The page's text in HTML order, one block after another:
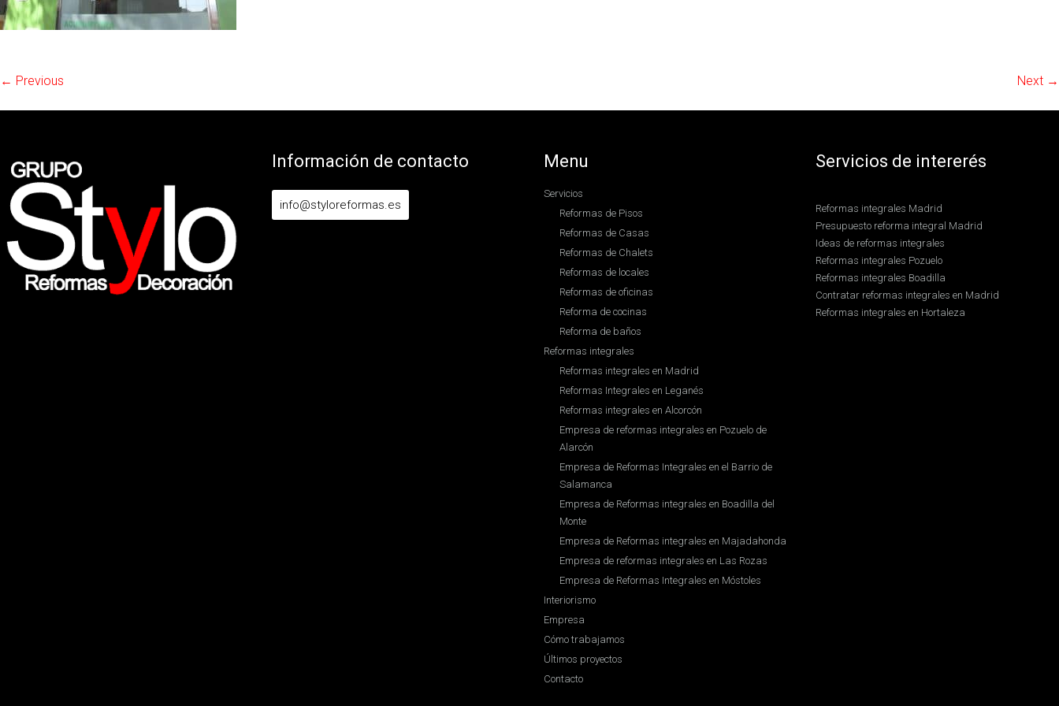
← Previous Next →
Información de contacto
info@styloreformas.es
Menu
Servicios
Reformas de Pisos
Reformas de Casas
Reformas de Chalets
Reformas de locales
Reformas de oficinas
Reforma de cocinas
Reforma de baños
Reformas integrales
Reformas integrales en Madrid
Reformas Integrales en Leganés
Reformas integrales en Alcorcón
Empresa de reformas integrales en Pozuelo de
Alarcón
Empresa de Reformas Integrales en el Barrio de
Salamanca
Empresa de Reformas integrales en Boadilla del
Monte
Empresa de Reformas integrales en Majadahonda
Empresa de reformas integrales en Las Rozas
Empresa de Reformas Integrales en Móstoles
Interiorismo
Empresa
Cómo trabajamos
Últimos proyectos
Contacto
Servicios de intererés
Reformas integrales Madrid
Presupuesto reforma integral Madrid
Ideas de reformas integrales
Reformas integrales Pozuelo
Reformas integrales Boadilla
Contratar reformas integrales en Madrid
Reformas integrales en Hortaleza